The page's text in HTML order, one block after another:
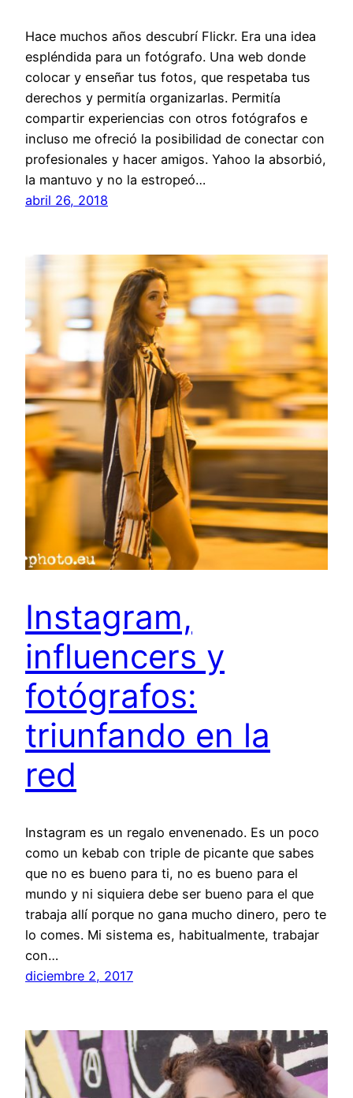
Hace muchos años descubrí Flickr. Era una idea
espléndida para un fotógrafo. Una web donde
colocar y enseñar tus fotos, que respetaba tus
derechos y permitía organizarlas. Permitía
compartir experiencias con otros fotógrafos e
incluso me ofreció la posibilidad de conectar con
profesionales y hacer amigos. Yahoo la absorbió,
la mantuvo y no la estropeó…
abril 26, 2018
Instagram,
influencers y
fotógrafos:
triunfando en la
red
Instagram es un regalo envenenado. Es un poco
como un kebab con triple de picante que sabes
que no es bueno para ti, no es bueno para el
mundo y ni siquiera debe ser bueno para el que
trabaja allí porque no gana mucho dinero, pero te
lo comes. Mi sistema es, habitualmente, trabajar
con…
diciembre 2, 2017